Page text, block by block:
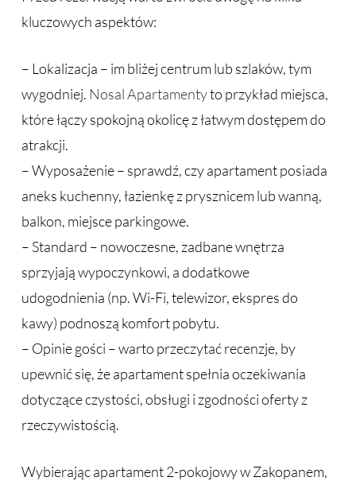
kluczowych aspektów:
– Lokalizacja – im bliżej centrum lub szlaków, tym
wygodniej. Nosal Apartamentyto przykład miejsca,
które łączy spokojną okolicę z łatwym dostępem do
atrakcji.
– Wyposażenie – sprawdź, czy apartament posiada
aneks kuchenny, łazienkę z prysznicem lub wanną,
balkon, miejsce parkingowe.
– Standard – nowoczesne, zadbane wnętrza
sprzyjają wypoczynkowi, a dodatkowe
udogodnienia (np. Wi-Fi, telewizor, ekspres do
kawy) podnoszą komfort pobytu.
– Opinie gości – warto przeczytać recenzje, by
upewnić się, że apartament spełnia oczekiwania
dotyczące czystości, obsługi i zgodności oferty z
rzeczywistością.
Wybierając apartament 2-pokojowy w Zakopanem,